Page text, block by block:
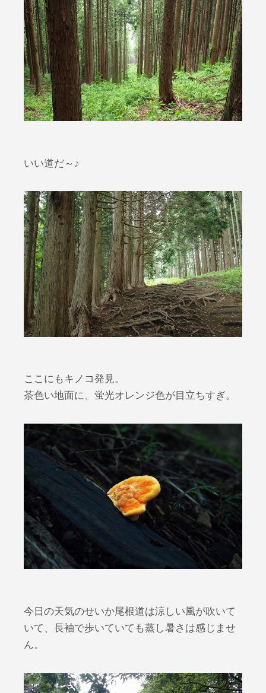
いい道だ～♪
ここにもキノコ発見。
茶色い地面に、蛍光オレンジ色が目立ちすぎ。
今日の天気のせいか尾根道は涼しい風が吹いて
いて、長袖で歩いていても蒸し暑さは感じませ
ん。